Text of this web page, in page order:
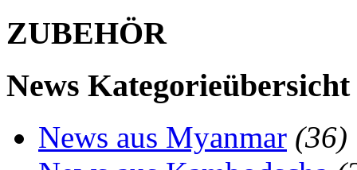
ZUBEHÖR
News Kategorieübersicht
News aus Myanmar (36)